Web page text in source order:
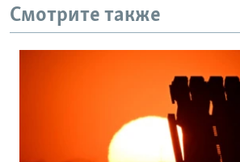
Смотрите также